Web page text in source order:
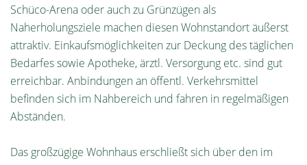
Schüco-Arena oder auch zu Grünzügen als
Naherholungsziele machen diesen Wohnstandort äußerst
attraktiv. Einkaufsmöglichkeiten zur Deckung des täglichen
Bedarfes sowie Apotheke, ärztl. Versorgung etc. sind gut
erreichbar. Anbindungen an öffentl. Verkehrsmittel
befinden sich im Nahbereich und fahren in regelmäßigen
Abständen.
Das großzügige Wohnhaus erschließt sich über den im